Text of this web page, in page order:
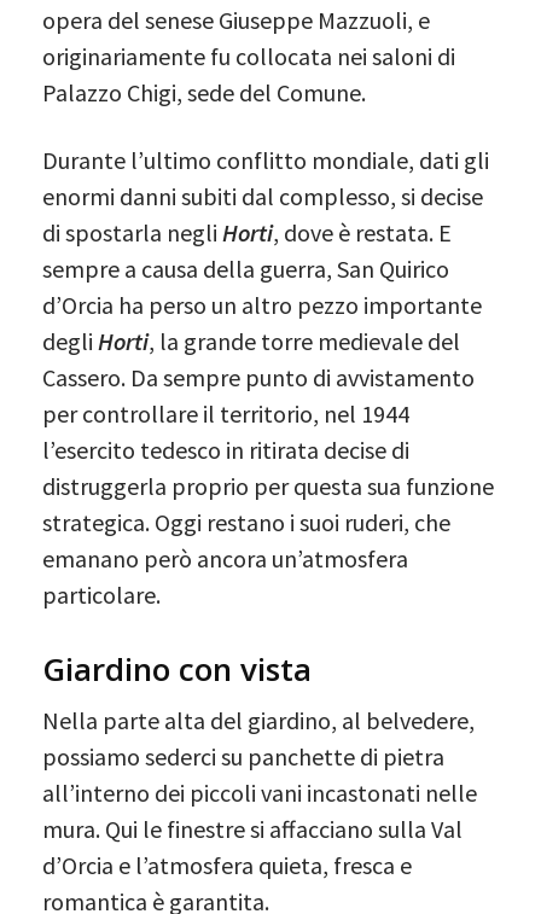
opera del senese Giuseppe Mazzuoli, e
originariamente fu collocata nei saloni di
Palazzo Chigi, sede del Comune.
Durante l’ultimo conflitto mondiale, dati gli
enormi danni subiti dal complesso, si decise
di spostarla negli Horti, dove è restata. E
sempre a causa della guerra, San Quirico
d’Orcia ha perso un altro pezzo importante
degli Horti, la grande torre medievale del
Cassero. Da sempre punto di avvistamento
per controllare il territorio, nel 1944
l’esercito tedesco in ritirata decise di
distruggerla proprio per questa sua funzione
strategica. Oggi restano i suoi ruderi, che
emanano però ancora un’atmosfera
particolare.
Giardino con vista
Nella parte alta del giardino, al belvedere,
possiamo sederci su panchette di pietra
all’interno dei piccoli vani incastonati nelle
mura. Qui le finestre si affacciano sulla Val
d’Orcia e l’atmosfera quieta, fresca e
romantica è garantita.